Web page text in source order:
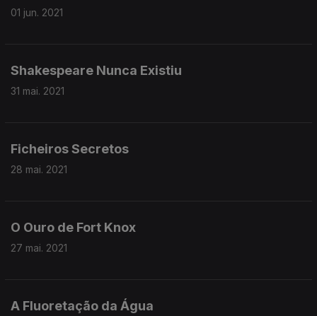
01 jun. 2021
Shakespeare Nunca Existiu
31 mai. 2021
Ficheiros Secretos
28 mai. 2021
O Ouro de Fort Knox
27 mai. 2021
A Fluoretação da Água